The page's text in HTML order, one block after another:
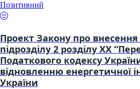
Позитивний
Проект Закону про внесення
підрозділу 2 розділу XX
Податкового кодексу
відновленню енергетичної
України